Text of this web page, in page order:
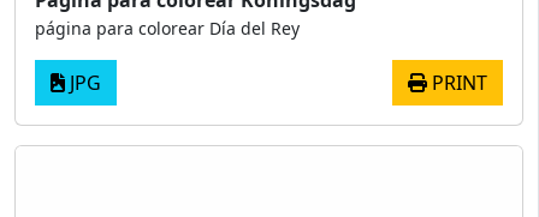
página para colorear Día del Rey
JPG PRINT